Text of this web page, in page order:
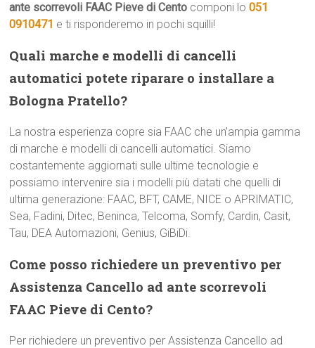
ante scorrevoli FAAC Pieve di Cento componi lo051
0910471 e ti risponderemo in pochi squilli!
Quali marche e modelli di cancelli
automatici potete riparare o installare a
Bologna Pratello?
La nostra esperienza copre sia FAAC che un’ampia gamma
di marche e modelli di cancelli automatici. Siamo
costantemente aggiornati sulle ultime tecnologie e
possiamo intervenire sia i modelli più datati che quelli di
ultima generazione: FAAC, BFT, CAME, NICE o APRIMATIC,
Sea, Fadini, Ditec, Beninca, Telcoma, Somfy, Cardin, Casit,
Tau, DEA Automazioni, Genius, GiBiDi.
Come posso richiedere un preventivo per
Assistenza Cancello ad ante scorrevoli
FAAC Pieve di Cento?
Per richiedere un preventivo per Assistenza Cancello ad